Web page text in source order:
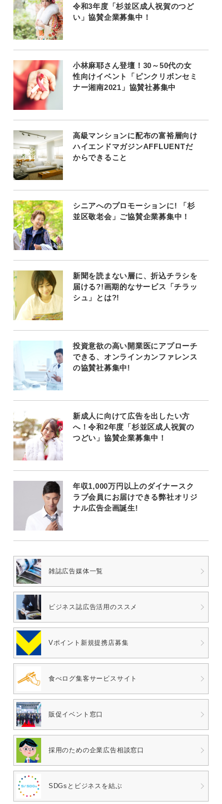
令和3年度「杉並区成人祝賀のつど
い」協賛企業募集中！
小林麻耶さん登壇！30～50代の女
性向けイベント「ピンクリボンセミ
ナー湘南2021」協賛社募集中
高級マンションに配布の富裕層向け
ハイエンドマガジンAFFLUENTだ
からできること
シニアへのプロモーションに! 「杉
並区敬老会」ご協賛企業募集中！
新聞を読まない層に、折込チラシを
届ける?!画期的なサービス「チラッ
シュ」とは?!
投資意欲の高い開業医にアプローチ
できる、オンラインカンファレンス
の協賛社募集中!
新成人に向けて広告を出したい方
へ！令和2年度「杉並区成人祝賀の
つどい」協賛企業募集中！
年収1,000万円以上のダイナースク
ラブ会員にお届けできる弊社オリジ
ナル広告企画誕生!
雑誌広告媒体一覧
ビジネス誌広告活用のススメ
Vポイント 新規提携店募集
食べログ集客サービスサイト
販促イベント窓口
採用のための企業広告相談窓口
SDGsとビジネスを結ぶ